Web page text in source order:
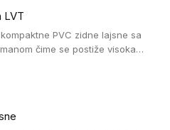
LVT
PVC zidne lajsne sa
čime se postiže visoka